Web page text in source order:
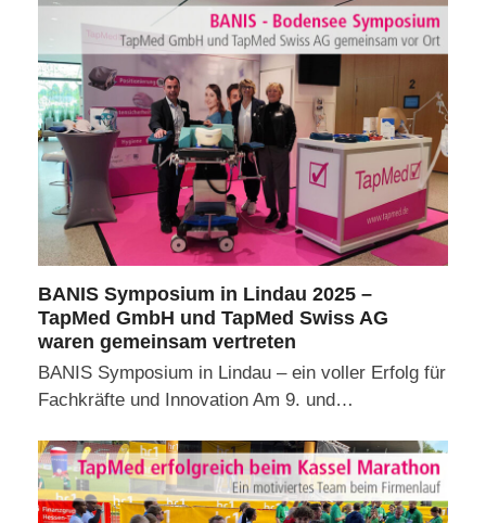
BANIS Symposium in Lindau 2025 –
TapMed GmbH und TapMed Swiss AG
waren gemeinsam vertreten
BANIS Symposium in Lindau – ein voller Erfolg für
Fachkräfte und Innovation Am 9. und…